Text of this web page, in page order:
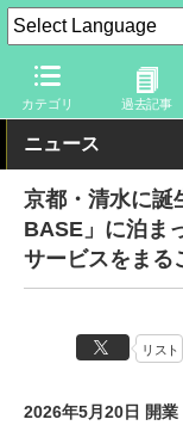
カテゴリ 過去記事
トラベル Watch 旅の
ニュース
京都・清水に誕
BASE」に泊ま
サービスをまる
リスト
2026年5月20日 開業